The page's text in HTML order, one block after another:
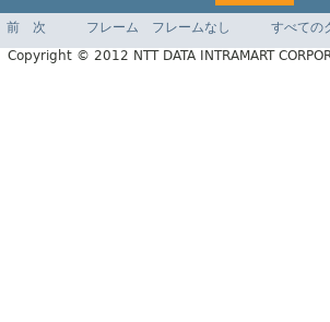
前 次 フレーム フレームなし
すべての
Copyright © 2012 NTT DATA INTRAMART